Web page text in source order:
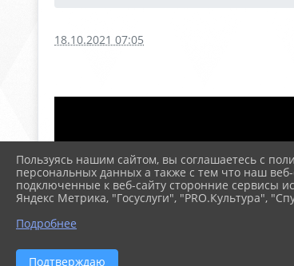
18.10.2021 07:05
Пользуясь нашим сайтом, вы соглашаетесь с
персональных данных а также с тем что наш веб-
подключенные к веб-сайту сторонние сервисы
Яндекс Метрика, "Госуслуги", "PRO.Культура",
Подробнее
Подтверждаю